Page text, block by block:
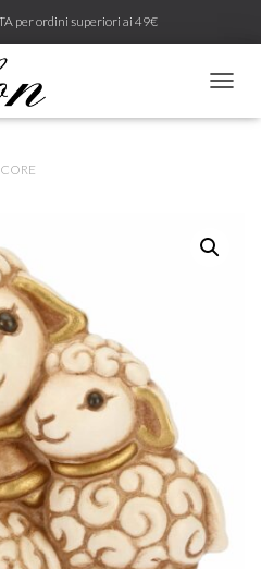
per ordini superiori ai 49€
A